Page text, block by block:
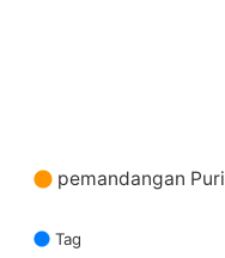
pemandangan Puri
Tag